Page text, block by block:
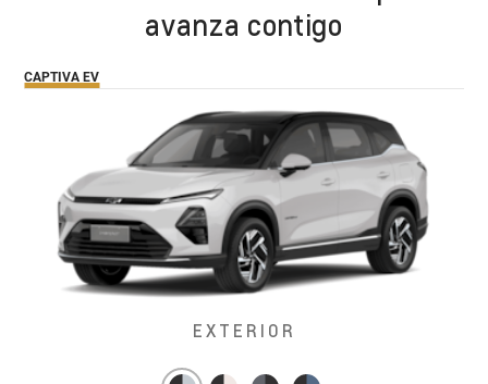
avanza contigo
CAPTIVA EV
EXTERIOR